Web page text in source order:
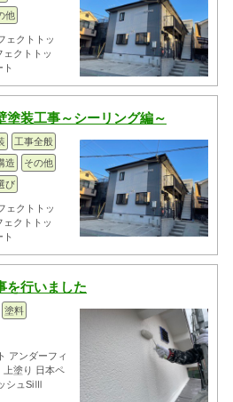
他
ェクトトッ
ェクトトッ
塗装工事～シーリング編～
工事全般
造
その他
び
ェクトトッ
ェクトトッ
を行いました
塗料
アンダーフィ
塗り 日本ペ
シュSiⅢ